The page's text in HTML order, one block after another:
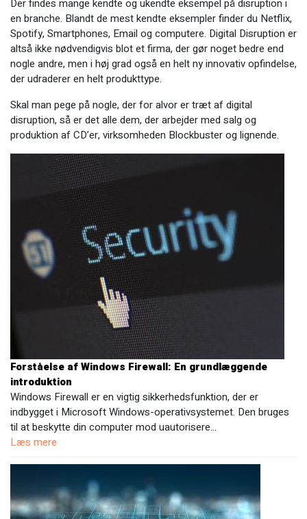
Der findes mange kendte og ukendte eksempel på disruption i
en branche. Blandt de mest kendte eksempler finder du Netflix,
Spotify, Smartphones, Email og computere. Digital Disruption er
altså ikke nødvendigvis blot et firma, der gør noget bedre end
nogle andre, men i høj grad også en helt ny innovativ opfindelse,
der udraderer en helt produkttype.
Skal man pege på nogle, der for alvor er træt af digital
disruption, så er det alle dem, der arbejder med salg og
produktion af CD’er, virksomheden Blockbuster og lignende.
Forståelse af Windows Firewall: En grundlæggende
introduktion
Windows Firewall er en vigtig sikkerhedsfunktion, der er
indbygget i Microsoft Windows-operativsystemet. Den bruges
til at beskytte din computer mod uautorisere…
Læs mere